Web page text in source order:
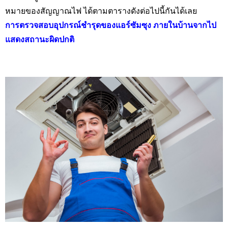
หมายของสัญญาณไฟ ได้ตามตารางดังต่อไปนี้กันได้เลย
การตรวจสอบอุปกรณ์ชำรุดของแอร์ซัมซุง ภายในบ้านจากไป
แสดงสถานะผิดปกติ